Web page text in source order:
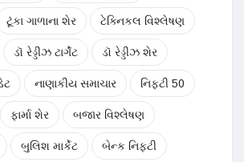
ટૂંકા ગાળાના શેર ટેક્નિકલ વિશ્લેષણ
ડૉ રેડ્ડીઝ ટાર્ગેટ ડૉ રેડ્ડીઝ શેર
નાણાકીય સમાચાર નિફ્ટી 50
ફાર્મા શેર બજાર વિશ્લેષણ
બુલિશ માર્કેટ બેન્ક નિફ્ટી